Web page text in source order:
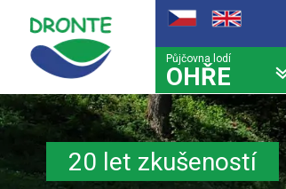
Půjčovna lodí
OHŘE
20 let zkušeností